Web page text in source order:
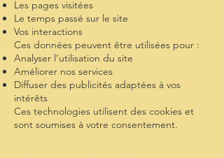
Les pages visitées
Le temps passé sur le site
Vos interactions
Ces données peuvent être utilisées pour :
Analyser l’utilisation du site
Améliorer nos services
Diffuser des publicités adaptées à vos
intérêts
Ces technologies utilisent des cookies et
sont soumises à votre consentement.